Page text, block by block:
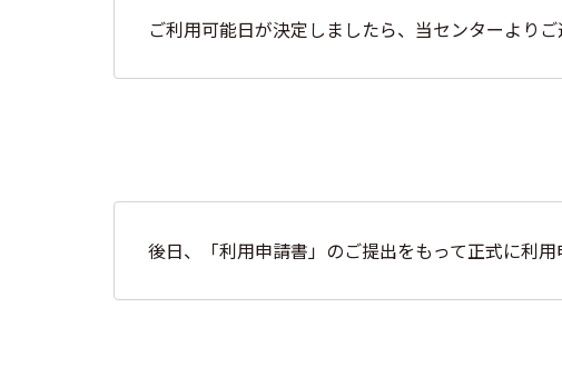
ご利用可能日が決定しましたら、当センターよりご
後日、「利用申請書」のご提出をもって正式に利用